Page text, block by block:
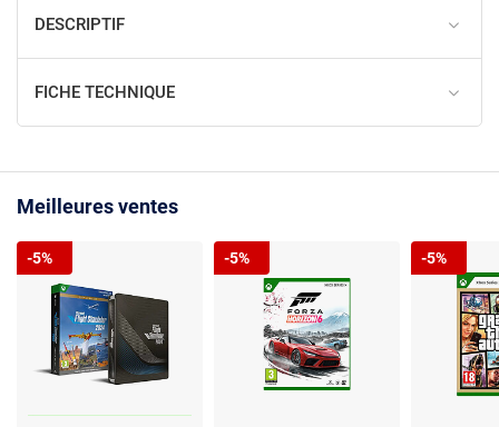
DESCRIPTIF
FICHE TECHNIQUE
Meilleures ventes
-5% -5% -5%